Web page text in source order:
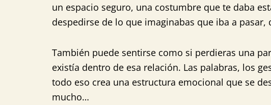
un espacio seguro, una costumbre que te daba
despedirse de lo que imaginabas que iba a
También puede sentirse como si perdieras una
existía dentro de esa relación. Las palabras, los
todo eso crea una estructura emocional que se
mucho…